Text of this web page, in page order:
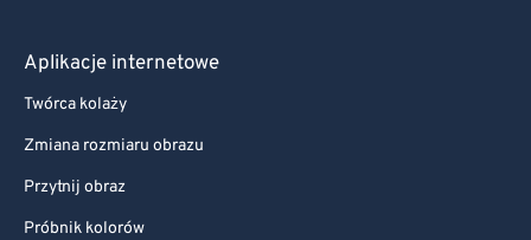
Aplikacje internetowe
Twórca kolaży
Zmiana rozmiaru obrazu
Przytnij obraz
Próbnik kolorów